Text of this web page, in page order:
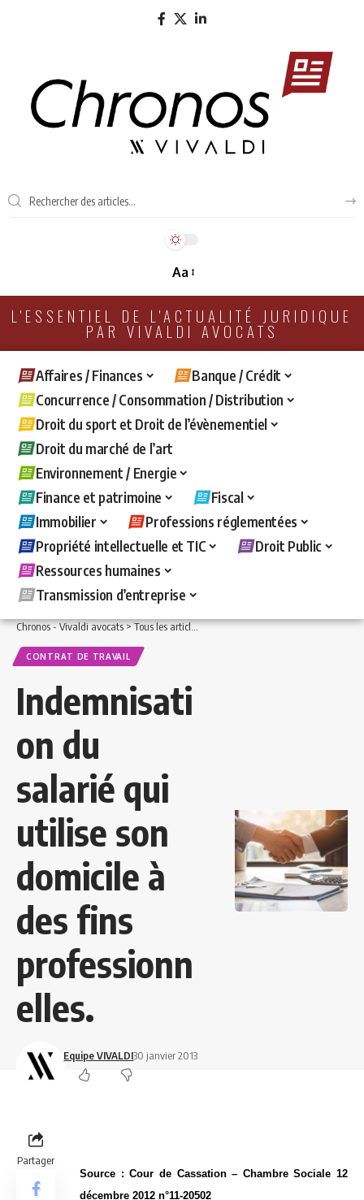
Aa
L'ESSENTIEL DE L'ACTUALITÉ JURIDIQUE
PAR VIVALDI AVOCATS
Affaires / Finances
Banque / Crédit
Concurrence / Consommation / Distribution
Droit du sport et Droit de l’évènementiel
Droit du marché de l’art
Environnement / Energie
Finance et patrimoine
Fiscal
Immobilier
Professions réglementées
Propriété intellectuelle et TIC
Droit Public
Ressources humaines
Transmission d’entreprise
Chronos - Vivaldi avocats>Tous les articles >Ressources humaines>Contrat de
CONTRAT DE TRAVAIL
Indemnisati
on du
salarié qui
utilise son
domicile à
des fins
professionn
elles.
Equipe VIVALDI30 janvier 2013
Partager
Source : Cour de Cassation – Chambre Sociale 12
décembre 2012 n°11-20502